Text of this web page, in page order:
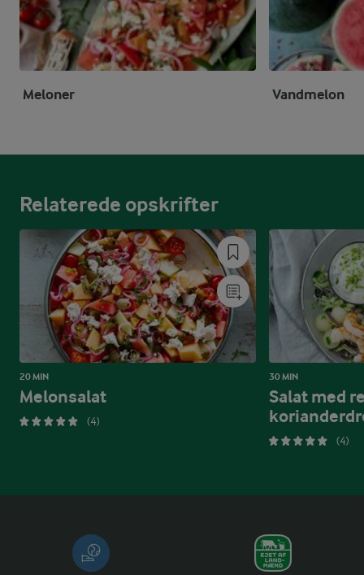
Meloner Vandmelon
Relaterede opskrifter
20 MIN
Melonsalat
(4)
30 MIN
Salat med
(4)